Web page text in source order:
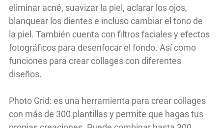
eliminar acné, suavizar la piel, aclarar los ojos,
blanquear los dientes e incluso cambiar el tono de
la piel. También cuenta con filtros faciales y efectos
fotográficos para desenfocar el fondo. Así como
funciones para crear collages con diferentes
diseños.
Photo Grid: es una herramienta para crear collages
con más de 300 plantillas y permite que hagas tus